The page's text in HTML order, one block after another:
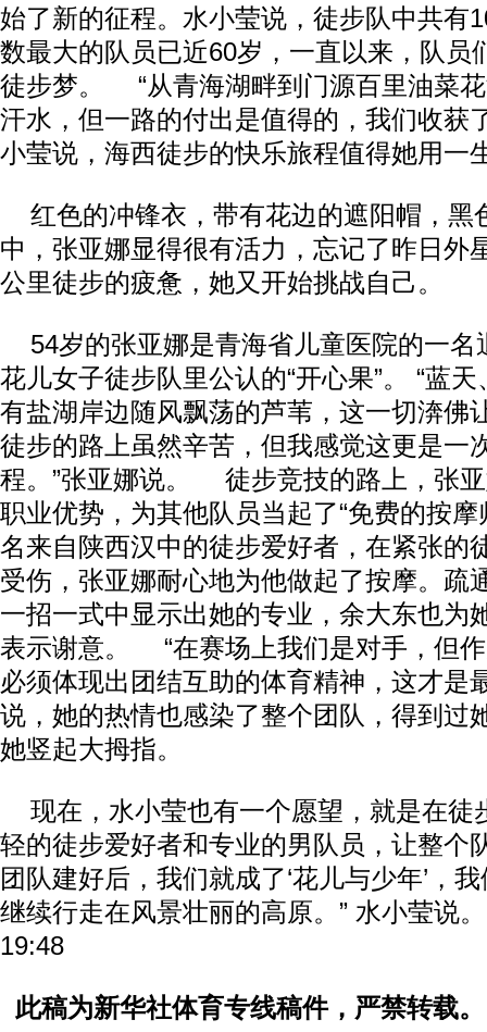
始了新的征程。水小莹说，徒步队中共有
数最大的队员已近60岁，一直以来，队员
徒步梦。 “从青海湖畔到门源百里油菜
汗水，但一路的付出是值得的，我们收获
小莹说，海西徒步的快乐旅程值得她用一
红色的冲锋衣，带有花边的遮阳帽，黑
中，张亚娜显得很有活力，忘记了昨日外
公里徒步的疲惫，她又开始挑战自己。
54岁的张亚娜是青海省儿童医院的一名
花儿女子徒步队里公认的“开心果”。 “蓝
有盐湖岸边随风飘荡的芦苇，这一切渀佛
徒步的路上虽然辛苦，但我感觉这更是一
程。”张亚娜说。 徒步竞技的路上，张
职业优势，为其他队员当起了“免费的按
名来自陕西汉中的徒步爱好者，在紧张的
受伤，张亚娜耐心地为他做起了按摩。疏
一招一式中显示出她的专业，余大东也为
表示谢意。 “在赛场上我们是对手，但
必须体现出团结互助的体育精神，这才是
说，她的热情也感染了整个团队，得到过
她竖起大拇指。
现在，水小莹也有一个愿望，就是在徒
轻的徒步爱好者和专业的男队员，让整个
团队建好后，我们就成了‘花儿与少年’，
继续行走在风景壮丽的高原。” 水小莹说
19:48
此稿为新华社体育专线稿件，严禁转载。